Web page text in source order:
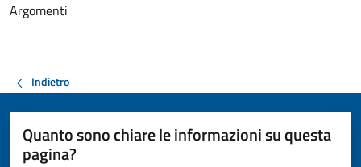
Argomenti
Indietro
Quanto sono chiare le informazioni su questa
pagina?